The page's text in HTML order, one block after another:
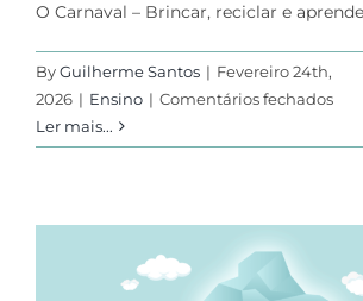
O Carnaval – Brincar, reciclar e
ByGuilherme Santos | Fevereiro 24th,
2026 | Ensino | Comentários fechadosem
Ler mais...